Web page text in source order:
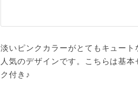
淡いピンクカラーがとてもキュー
人気のデザインです。こちらは基
ク付き♪